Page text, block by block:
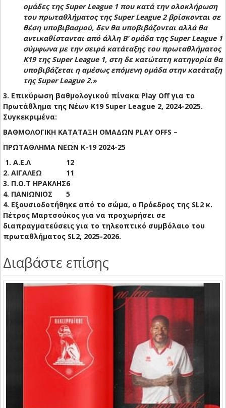
ομάδες της Super League 1 που κατά την ολοκλήρωση
του πρωταθλήματος της Super League 2 βρίσκονται σε
θέση υποβιβασμού, δεν θα υποβιβάζονται αλλά θα
αντικαθίστανται από άλλη Β’ ομάδα της Super League 1
σύμφωνα με την σειρά κατάταξης του πρωταθλήματος
Κ19 της Super League 1, στη δε κατώτατη κατηγορία θα
υποβιβάζεται η αμέσως επόμενη ομάδα στην κατάταξη
της Super League 2.»
3. Επικύρωση βαθμολογικού πίνακα Play Off για το
Πρωτάθλημα της Νέων Κ19 Super League 2, 2024-2025.
Συγκεκριμένα:
ΒΑΘΜΟΛΟΓΙΚΗ ΚΑΤΑΤΑΞΗ ΟΜΑΔΩΝ PLAY OFFS –
ΠΡΩΤΑΘΛΗΜΑ ΝΕΩΝ Κ-19 2024-25
1. Α.Ε.Λ
12
2. ΑΙΓΑΛΕΩ
11
3. Π.Ο.Τ ΗΡΑΚΛΗΣ6
4. ΠΑΝΙΩΝΙΟΣ
5
4. Εξουσιοδοτήθηκε από το σώμα, ο Πρόεδρος της SL2 κ.
Πέτρος Μαρτσούκος για να προχωρήσει σε
διαπραγματεύσεις για το τηλεοπτικό συμβόλαιο του
πρωταθλήματος SL2, 2025-2026.
Διαβάστε επίσης